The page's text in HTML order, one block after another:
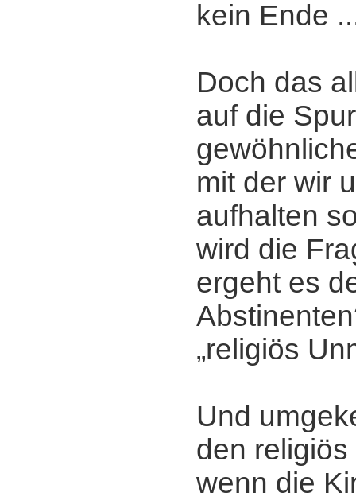
kein Ende
Doch das
auf die
mit der wir
aufhalten
wird die
ergeht es
„religiös
Und
den
wenn die